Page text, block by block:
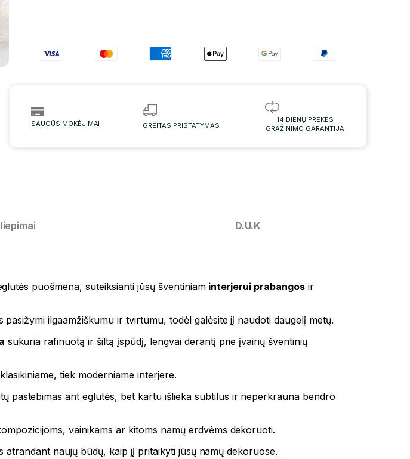
SAUGŪS MOKĖJIMAI GREITAS PRISTATYMAS
14 DIENŲ PREKĖS
GRAŽINIMO GARANTIJA
D.U.K
puošmena, suteiksianti jūsų šventiniaminterjerui prabangos ir
pasižymi ilgaamžiškumu ir tvirtumu, todėl galėsite jį naudoti daugelį metų.
sukuria rafinuotą ir šiltą įspūdį, lengvai derantį prie įvairių šventinių
tiek moderniame interjere.
pastebimas ant eglutės, bet kartu išlieka subtilus ir neperkrauna bendro
vainikams ar kitoms namų erdvėms dekoruoti.
naujų būdų, kaip jį pritaikyti jūsų namų dekoruose.